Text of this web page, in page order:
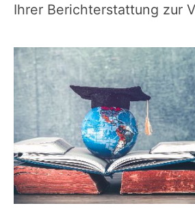
Ihrer Berichterstattung zur